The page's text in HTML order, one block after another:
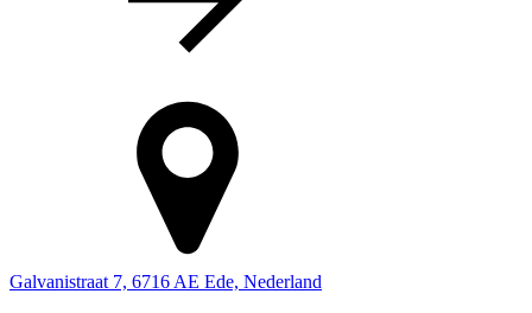
Galvanistraat 7, 6716 AE Ede, Nederland